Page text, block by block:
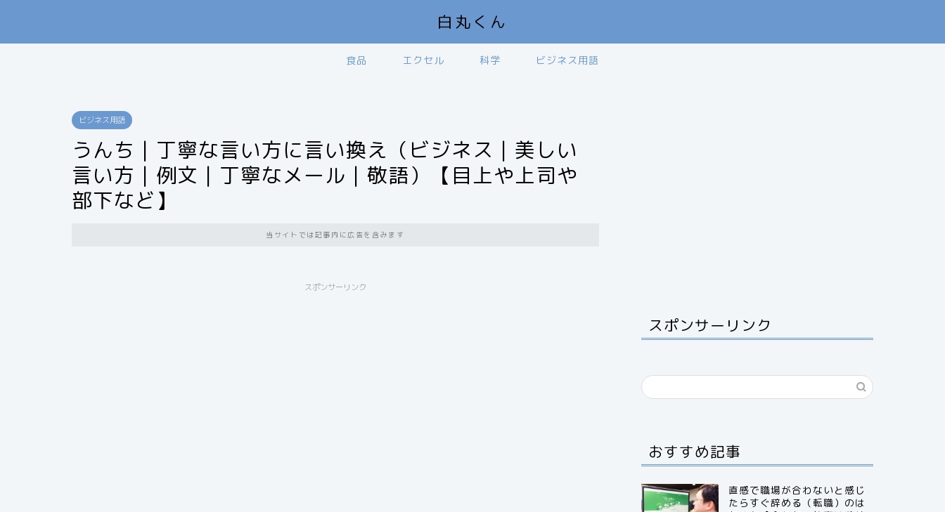
白丸くん
食品 エクセル 科学 ビジネス用語
ビジネス用語
うんち｜丁寧な言い方に言い換え（ビジネス｜美しい
言い方｜例文｜丁寧なメール｜敬語）【目上や上司や
部下など】
当サイトでは記事内に広告を含みます
スポンサーリンク
スポンサーリンク
おすすめ記事
直感で職場が合わないと感じ
たらすぐ辞める（転職）のは